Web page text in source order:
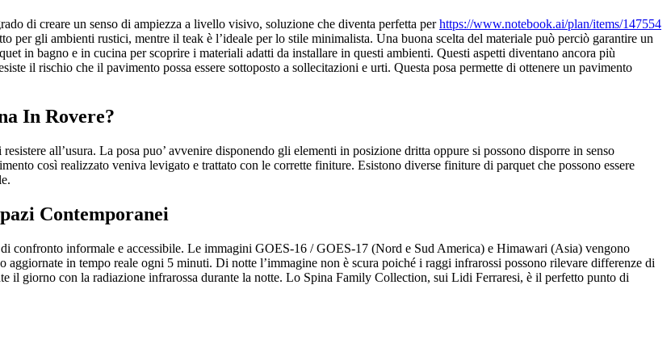
di creare un senso di ampiezza a livello visivo, soluzione che diventa perfetta perhttps://www.notebook.ai/plan/items/147554
per gli ambienti rustici, mentre il teak è l’ideale per lo stile minimalista. Una buona scelta del materiale può perciò garantire un
in bagno e in cucina per scoprire i materiali adatti da installare in questi ambienti. Questi aspetti diventano ancora più
il rischio che il pavimento possa essere sottoposto a sollecitazioni e urti. Questa posa permette di ottenere un pavimento
In Rovere?
all’usura. La posa puo’ avvenire disponendo gli elementi in posizione dritta oppure si possono disporre in senso
così realizzato veniva levigato e trattato con le corrette finiture. Esistono diverse finiture di parquet che possono essere
Contemporanei
confronto informale e accessibile. Le immagini GOES-16 / GOES-17 (Nord e Sud America) e Himawari (Asia) vengono
in tempo reale ogni 5 minuti. Di notte l’immagine non è scura poiché i raggi infrarossi possono rilevare differenze di
il giorno con la radiazione infrarossa durante la notte. Lo Spina Family Collection, sui Lidi Ferraresi, è il perfetto punto di